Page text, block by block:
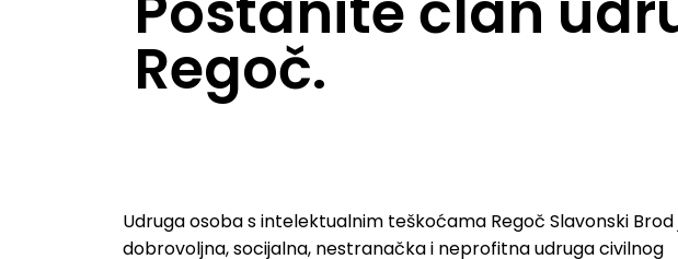
Regoč.
Udruga osoba s intelektualnim teškoćama Regoč Slavonski Brod
dobrovoljna, socijalna, nestranačka i neprofitna udruga civilnog